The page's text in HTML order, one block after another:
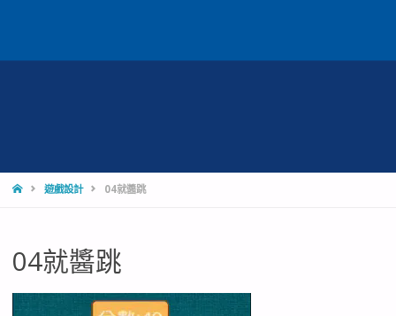
HOME遊戲設計 04就醬跳
04就醬跳